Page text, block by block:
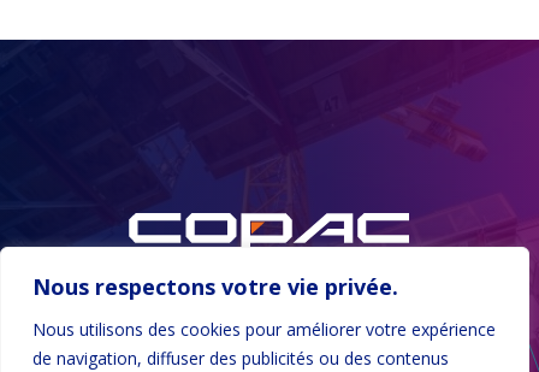
Nous respectons votre vie privée.
Nous utilisons des cookies pour améliorer votre expérience
de navigation, diffuser des publicités ou des contenus
LinkedIn
YouTube
WhatsApp